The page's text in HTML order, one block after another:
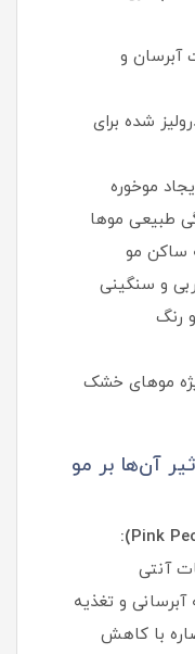
آبرسان و
شده برای
موخوره
طبیعی موها
ساکن مو
و سنگینی
رنگ
موهای خشک
آن‌ها بر مو
آنتی
و تغذیه
با کاهش